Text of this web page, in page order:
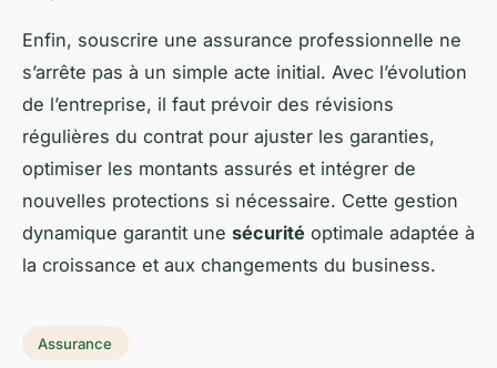
Enfin, souscrire une assurance professionnelle ne
s’arrête pas à un simple acte initial. Avec l’évolution
de l’entreprise, il faut prévoir des révisions
régulières du contrat pour ajuster les garanties,
optimiser les montants assurés et intégrer de
nouvelles protections si nécessaire. Cette gestion
dynamique garantit une sécurité optimale adaptée à
la croissance et aux changements du business.
Assurance